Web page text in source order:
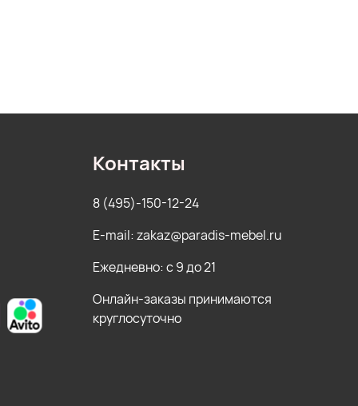
Контакты
8 (495)-150-12-24
E-mail: zakaz@paradis-mebel.ru
Ежедневно: с 9 до 21
Онлайн-заказы принимаются
круглосуточно